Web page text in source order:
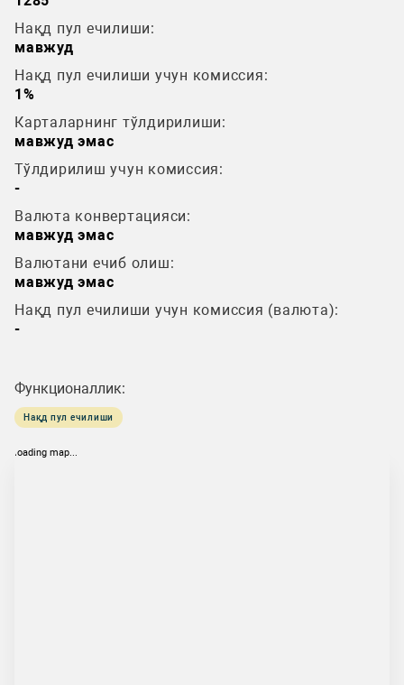
Нақд пул ечилиши:
мавжуд
Нақд пул ечилиши учун комиссия:
1%
Карталарнинг тўлдирилиши:
мавжуд эмас
Тўлдирилиш учун комиссия:
-
Валюта конвертацияси:
мавжуд эмас
Валютани ечиб олиш:
мавжуд эмас
Нақд пул ечилиши учун комиссия (валюта):
-
Функционаллик:
Нақд пул ечилиши
loading map...